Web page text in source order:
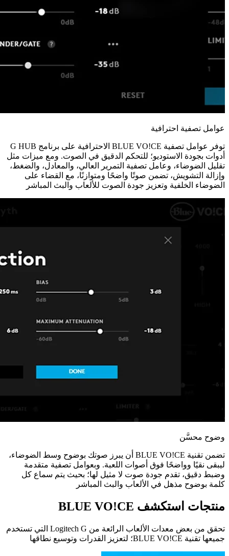
عوامل تصفية احترافية
توفر عوامل تصفية BLUE VO!CE الاحترافية على برنامج G HUB
أدوات بجودة الاستوديو؛ للتحكم الدقيق في الصوت. ومع ميزات مثل
تقليل الضوضاء، وعامل تصفية التمرير العالي، والمعادل، والضغط،
وإزالة التشويش، تضمن صوتًا واضحًا ومتوازنًا، مع القضاء على
الضوضاء الخلفية وتعزيز جودة الصوت للألعاب والبث المباشر
وضوح محسَّن
تضمن تقنية BLUE VO!CE أن يبرز صوتك بوضوح وسط الضوضاء،
ليبقى نقيًا وواضحًا فوق أصوات اللعبة. وبعوامل تصفية متقدمة
وضبط دقيق، تقدم جودة صوت لا مثيل لها؛ بحيث يتم سماع كل
كلمة بوضوح مذهل في الألعاب والبث المباشر
منتجات استكشف BLUE VO!CE
تحقق من بعض معدات الألعاب الرائعة من Logitech G التي تستخدم
جميعها تقنية BLUE VO!CE؛ لتعزيز القدرات وتوسيع نطاقها